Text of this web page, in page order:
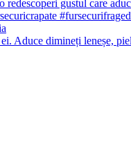
Aduce dimineți leneșe,